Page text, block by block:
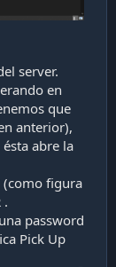
server.
en
que
anterior),
abre la
figura
.
password
Pick Up